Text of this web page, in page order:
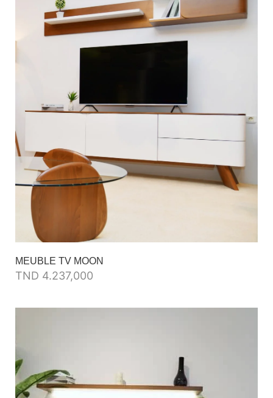
MEUBLE TV MOON
TND 4.237,000